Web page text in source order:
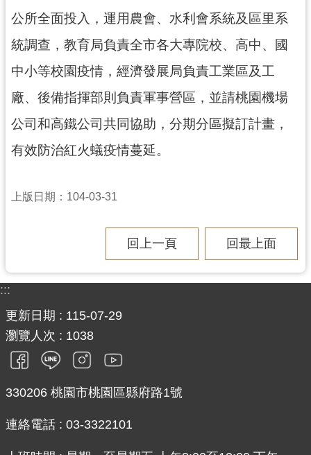
資
料
開
放
宣
告
公所全面投入，運用農會、水利會系統及區里系
統調查，教育局負責全市各大專院校、高中、國
中小等校園疫情，經濟發展局負責工業區及工
廠、後備指揮部則負責軍事營區，並請桃園機場
公司和高鐵公司共同協助，分期分區擬訂計畫，
有效防治紅火蟻疫情蔓延。
上版日期：104-03-31
回上一頁 回最上面
:::
更新日期
115-07-29
瀏覽人次
1038
330206 桃園市桃園區縣府路1號
連絡電話 : 03-3322101